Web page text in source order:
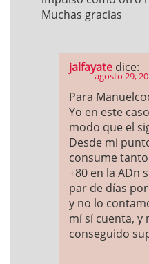
Muchas gracias
jalfayate dice:
agosto 29,
Para
Yo en este
modo que el
Desde mi
consume
+80 en la ADn
par de días
y no lo
mí sí cuenta, y
conseguido